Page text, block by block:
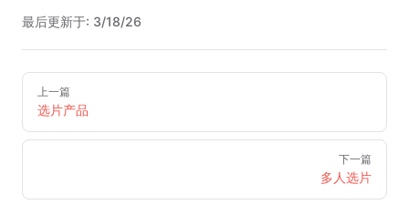
最后更新于: 3/18/26
Pager
上一篇
选片产品
下一篇
多人选片